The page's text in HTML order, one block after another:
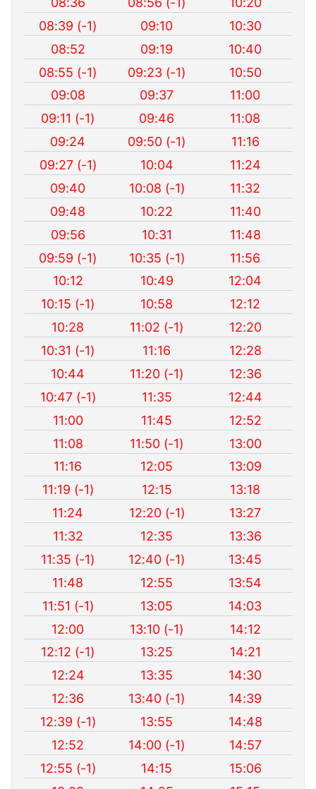
08:39 (-1)
09:10
10:30
08:52
09:19
10:40
08:55 (-1)
09:23 (-1)
10:50
09:08
09:37
11:00
09:11 (-1)
09:46
11:08
09:24
09:50 (-1)
11:16
09:27 (-1)
10:04
11:24
09:40
10:08 (-1)
11:32
09:48
10:22
11:40
09:56
10:31
11:48
09:59 (-1)
10:35 (-1)
11:56
10:12
10:49
12:04
10:15 (-1)
10:58
12:12
10:28
11:02 (-1)
12:20
10:31 (-1)
11:16
12:28
10:44
11:20 (-1)
12:36
10:47 (-1)
11:35
12:44
11:00
11:45
12:52
11:08
11:50 (-1)
13:00
11:16
12:05
13:09
11:19 (-1)
12:15
13:18
11:24
12:20 (-1)
13:27
11:32
12:35
13:36
11:35 (-1)
12:40 (-1)
13:45
11:48
12:55
13:54
11:51 (-1)
13:05
14:03
12:00
13:10 (-1)
14:12
12:12 (-1)
13:25
14:21
12:24
13:35
14:30
12:36
13:40 (-1)
14:39
12:39 (-1)
13:55
14:48
12:52
14:00 (-1)
14:57
12:55 (-1)
14:15
15:06